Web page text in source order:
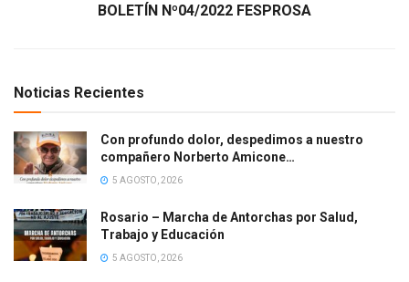
BOLETÍN Nº04/2022 FESPROSA
Noticias Recientes
Con profundo dolor, despedimos a nuestro
compañero Norberto Amicone…
5 AGOSTO, 2026
Rosario – Marcha de Antorchas por Salud,
Trabajo y Educación
5 AGOSTO, 2026